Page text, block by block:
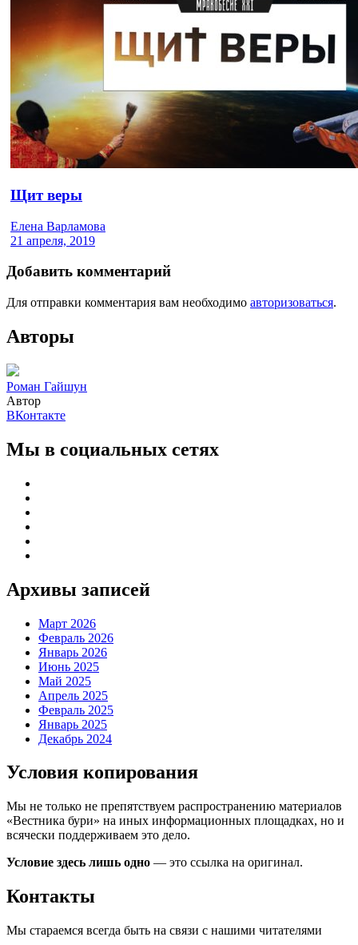
Щит веры
Елена Варламова
21 апреля, 2019
Добавить комментарий
Для отправки комментария вам необходимо авторизоваться.
Авторы
Роман Гайшун
Автор
ВКонтакте
Мы в социальных сетях
Архивы записей
Март 2026
Февраль 2026
Январь 2026
Июнь 2025
Май 2025
Апрель 2025
Февраль 2025
Январь 2025
Декабрь 2024
Условия копирования
Мы не только не препятствуем распространению материалов
«Вестника бури» на иных информационных площадках, но и
всячески поддерживаем это дело.
Условие здесь лишь одно — это ссылка на оригинал.
Контакты
Мы стараемся всегда быть на связи с нашими читателями